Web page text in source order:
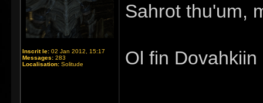
Inscrit le: 02 Jan 2012, 15:17
Messages: 283
Localisation: Solitude
Sahrot thu'um,
Ol fin